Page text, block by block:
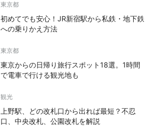
東京都
初めてでも安心！JR新宿駅から私鉄・地下鉄
への乗りかえ方法
東京都
東京からの日帰り旅行スポット18選。1時間
で電車で行ける観光地も
観光
上野駅、どの改札口から出れば最短？不忍
口、中央改札、公園改札を解説